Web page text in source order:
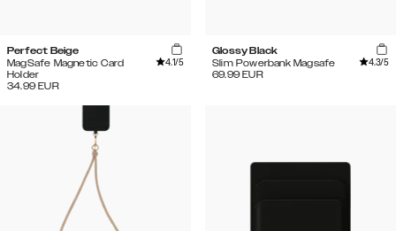
Perfect Beige
MagSafe Magnetic Card
Holder
4.1/5
34.99 EUR
Glossy Black
Slim Powerbank Magsafe
4.3/5
69.99 EUR